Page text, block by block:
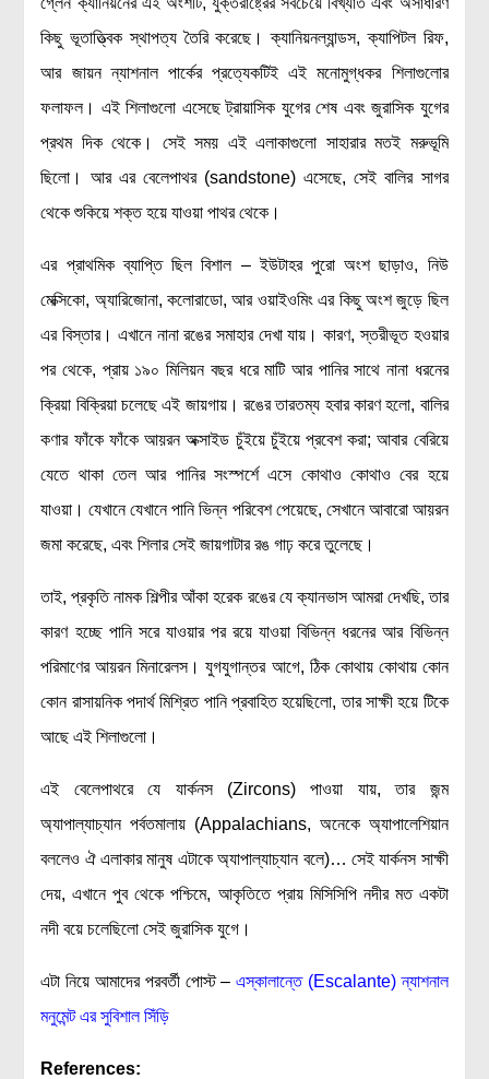
প্রায়োগিক বিজ্ঞান
পরিবেশ বিজ্ঞান
প্রকৃতি
প্রাকৃতিক দুর্যোগ
জলবায়ু পরিবর্তন
পরিবেশ দূষণ
কম্পিউটার সায়েন্স
ইলেকট্রিক্যাল ইঞ্জিনিয়ারিং
জেনেটিক ইঞ্জিনিয়ারিং
বায়োটেকনোলজি
দৈনন্দিন জীবনে বিজ্ঞানের প্রয়োগ
মহাকাশ বিজ্ঞান
সৌরজগত ছাড়িয়ে
অর্থনীতি
রাষ্ট্রবিজ্ঞান
বাংলাদেশী বিজ্ঞানী
বিদেশী বিজ্ঞানী
বিশেষ পাতা
টাইমলাইন
কিছু ভূতাত্ত্বিক স্থাপত্য তৈরি করেছে। ক্যানিয়নল্যান্ডস, ক্যাপিটল রিফ,
আর জায়ন ন্যাশনাল পার্কের প্রত্যেকটিই এই মনোমুগ্ধকর শিলাগুলোর
ফলাফল। এই শিলাগুলো এসেছে ট্রায়াসিক যুগের শেষ এবং জুরাসিক যুগের
প্রথম দিক থেকে। সেই সময় এই এলাকাগুলো সাহারার মতই মরুভূমি
ছিলো। আর এর বেলেপাথর (sandstone) এসেছে, সেই বালির সাগর
থেকে শুকিয়ে শক্ত হয়ে যাওয়া পাথর থেকে।
এর প্রাথমিক ব্যাপ্তি ছিল বিশাল – ইউটাহর পুরো অংশ ছাড়াও, নিউ
মেক্সিকো, অ্যারিজোনা, কলোরাডো, আর ওয়াইওমিং এর কিছু অংশ জুড়ে ছিল
এর বিস্তার। এখানে নানা রঙের সমাহার দেখা যায়। কারণ, স্তরীভূত হওয়ার
পর থেকে, প্রায় ১৯০ মিলিয়ন বছর ধরে মাটি আর পানির সাথে নানা ধরনের
ক্রিয়া বিক্রিয়া চলেছে এই জায়গায়। রঙের তারতম্য হবার কারণ হলো, বালির
কণার ফাঁকে ফাঁকে আয়রন অক্সাইড চুঁইয়ে চুঁইয়ে প্রবেশ করা; আবার বেরিয়ে
যেতে থাকা তেল আর পানির সংস্পর্শে এসে কোথাও কোথাও বের হয়ে
যাওয়া। যেখানে যেখানে পানি ভিন্ন পরিবেশ পেয়েছে, সেখানে আবারো আয়রন
জমা করেছে, এবং শিলার সেই জায়গাটার রঙ গাঢ় করে তুলেছে।
তাই, প্রকৃতি নামক শিল্পীর আঁকা হরেক রঙের যে ক্যানভাস আমরা দেখছি, তার
কারণ হচ্ছে পানি সরে যাওয়ার পর রয়ে যাওয়া বিভিন্ন ধরনের আর বিভিন্ন
পরিমাণের আয়রন মিনারেলস। যুগযুগান্তর আগে, ঠিক কোথায় কোথায় কোন
কোন রাসায়নিক পদার্থ মিশ্রিত পানি প্রবাহিত হয়েছিলো, তার সাক্ষী হয়ে টিকে
আছে এই শিলাগুলো।
এই বেলেপাথরে যে যার্কনস (Zircons) পাওয়া যায়, তার জন্ম
অ্যাপাল্যাচ্যান পর্বতমালায় (Appalachians, অনেকে অ্যাপালেশিয়ান
বললেও ঐ এলাকার মানুষ এটাকে অ্যাপাল্যাচ্যান বলে)… সেই যার্কনস সাক্ষী
দেয়, এখানে পুব থেকে পশ্চিমে, আকৃতিতে প্রায় মিসিসিপি নদীর মত একটা
নদী বয়ে চলেছিলো সেই জুরাসিক যুগে।
এটা নিয়ে আমাদের পরবর্তী পোস্ট –এস্কালান্তে (Escalante) ন্যাশনাল
মনুমেন্ট এর সুবিশাল সিঁড়ি
References: